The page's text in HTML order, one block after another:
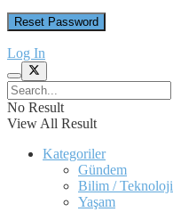
Log In
No Result
View All Result
Kategoriler
Gündem
Bilim / Teknoloji
Yaşam